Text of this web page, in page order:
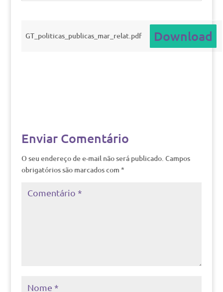
GT_politicas_publicas_mar_relat.pdf Download
Enviar Comentário
O seu endereço de e-mail não será publicado. Campos
obrigatórios são marcados com *